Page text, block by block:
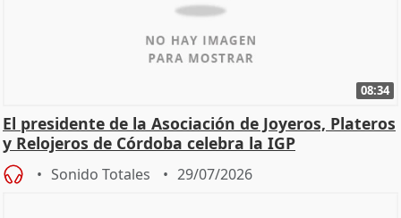
08:34
El presidente de la Asociación de Joyeros, Plateros
y Relojeros de Córdoba celebra la IGP
Sonido Totales 29/07/2026